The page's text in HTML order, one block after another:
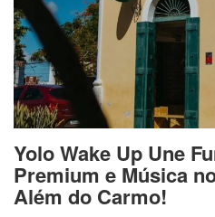
Yolo Wake Up Une
Premium e Música
Além do Carmo!